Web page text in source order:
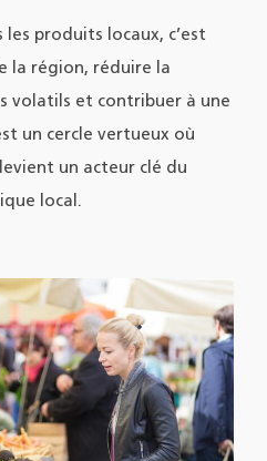
produits locaux, c’est
la région, réduire la
volatils et contribuer à une
un cercle vertueux où
un acteur clé du
local.